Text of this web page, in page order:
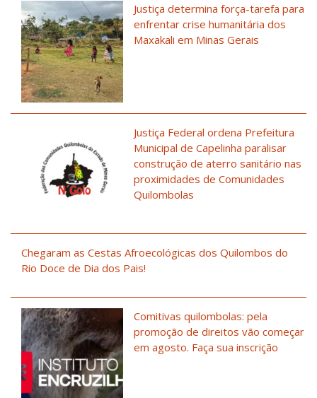
Justiça determina força-tarefa para
enfrentar crise humanitária dos
Maxakali em Minas Gerais
Justiça Federal ordena Prefeitura
Municipal de Capelinha paralisar
construção de aterro sanitário nas
proximidades de Comunidades
Quilombolas
Chegaram as Cestas Afroecológicas dos Quilombos do
Rio Doce de Dia dos Pais!
Comitivas quilombolas: pela
promoção de direitos vão começar
em agosto. Faça sua inscrição